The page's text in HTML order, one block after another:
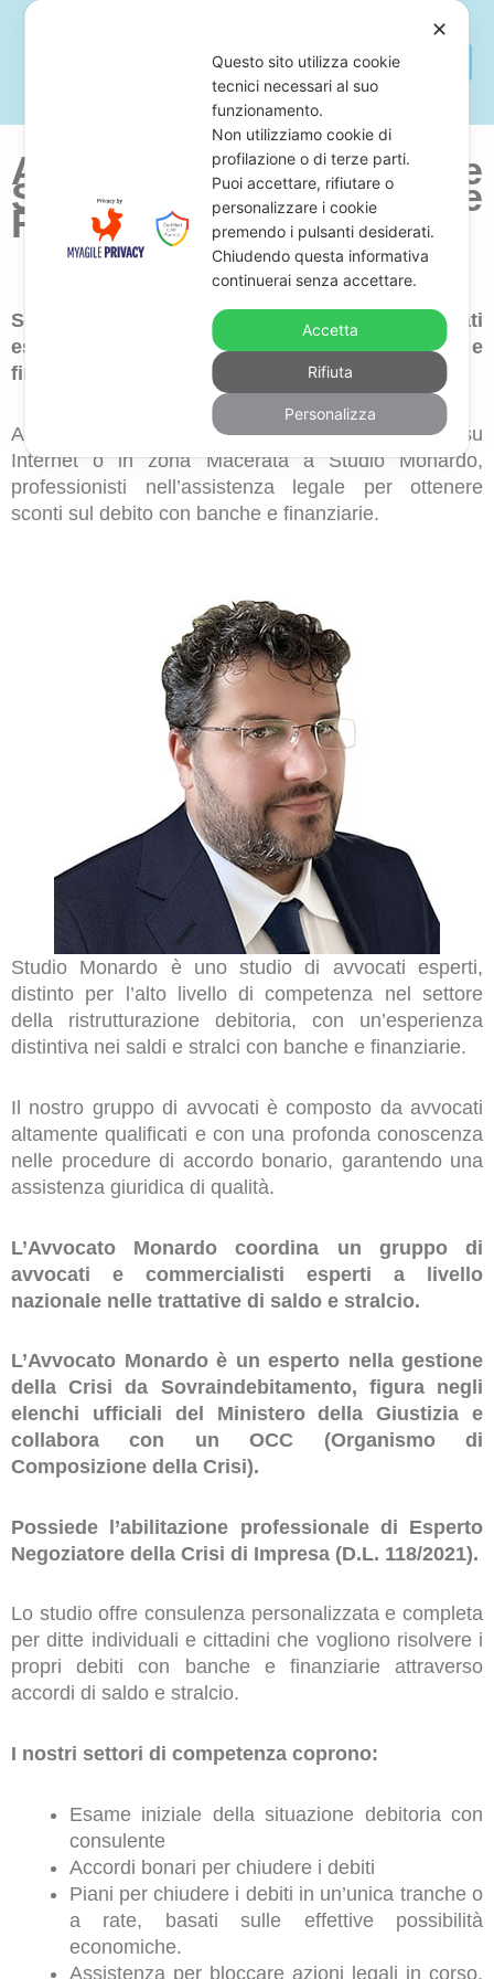
Avvocato Per Saldo e
Stralcio Con Banche e
Finanziarie a Macerata
Sei alla ricerca di uno studio legale di avvocati
esperti in saldo e stralcio di debiti con banche e
finanziarie in zona Macerata?
Allora, ti proponiamo di richiedere una consulenza su
Internet o in zona Macerata a Studio Monardo,
professionisti nell’assistenza legale per ottenere
sconti sul debito con banche e finanziarie.
Studio Monardo è uno studio di avvocati esperti,
distinto per l’alto livello di competenza nel settore
della ristrutturazione debitoria, con un’esperienza
distintiva nei saldi e stralci con banche e finanziarie.
Il nostro gruppo di avvocati è composto da avvocati
altamente qualificati e con una profonda conoscenza
nelle procedure di accordo bonario, garantendo una
assistenza giuridica di qualità.
L’Avvocato Monardo coordina un gruppo di
avvocati e commercialisti esperti a livello
nazionale nelle trattative di saldo e stralcio.
L’Avvocato Monardo è un esperto nella gestione
della Crisi da Sovraindebitamento, figura negli
elenchi ufficiali del Ministero della Giustizia e
collabora con un OCC (Organismo di
Composizione della Crisi).
Possiede l’abilitazione professionale di Esperto
Negoziatore della Crisi di Impresa (D.L. 118/2021).
Lo studio offre consulenza personalizzata e completa
per ditte individuali e cittadini che vogliono risolvere i
propri debiti con banche e finanziarie attraverso
accordi di saldo e stralcio.
I nostri settori di competenza coprono:
Esame iniziale della situazione debitoria con
consulente
Accordi bonari per chiudere i debiti
Piani per chiudere i debiti in un’unica tranche o
a rate, basati sulle effettive possibilità
economiche.
Assistenza per bloccare azioni legali in corso,
✕
Questo sito utilizza cookie
tecnici necessari al suo
funzionamento.
Non utilizziamo cookie di
profilazione o di terze parti.
Puoi accettare, rifiutare o
personalizzare i cookie
premendo i pulsanti desiderati.
Chiudendo questa informativa
continuerai senza accettare.
Accetta
Rifiuta
Personalizza